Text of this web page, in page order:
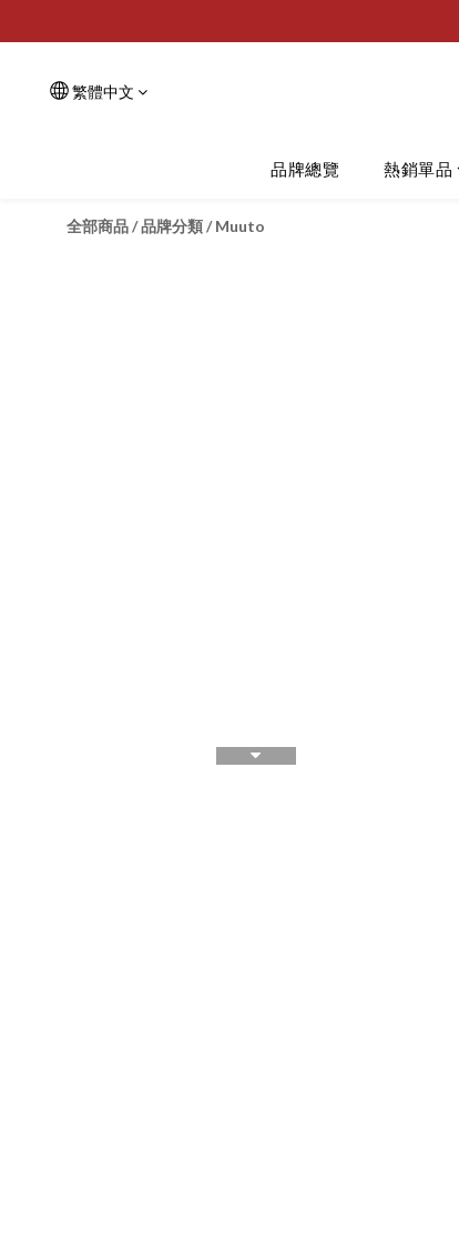
繁體中文
品牌總覽 熱銷單品
全部商品/品牌分類/Muuto